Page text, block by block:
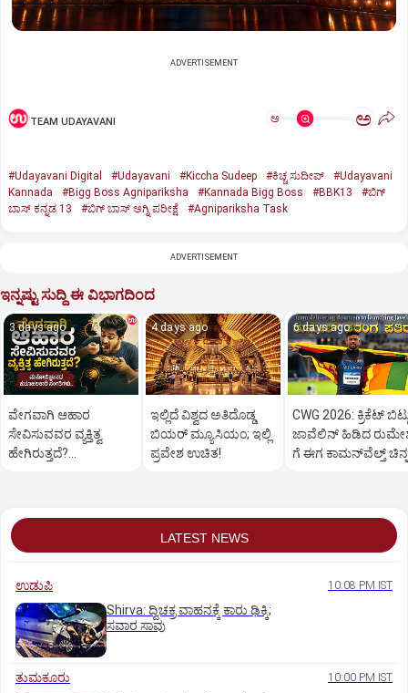
ADVERTISEMENT
TEAM UDAYAVANI ಅ ಅ
#Udayavani Digital #Udayavani #Kiccha Sudeep #ಕಿಚ್ಚ ಸುದೀಪ್‌
#Udayavani
Kannada
#Bigg Boss Agnipariksha #Kannada Bigg Boss #BBK13
#ಬಿಗ್‌
ಬಾಸ್‌ ಕನ್ನಡ 13
#ಬಿಗ್‌ ಬಾಸ್‌ ಅಗ್ನಿ ಪರೀಕ್ಷೆ #Agnipariksha Task
ADVERTISEMENT
ಇನ್ನಷ್ಟು ಸುದ್ದಿ ಈ ವಿಭಾಗದಿಂದ
3 days ago
ವೇಗವಾಗಿ ಆಹಾರ
ಸೇವಿಸುವವರ ವ್ಯಕ್ತಿತ್ವ
ಹೇಗಿರುತ್ತದೆ?
4 days ago
ಇಲ್ಲಿದೆ ವಿಶ್ವದ ಅತಿದೊಡ್ಡ
ಬಿಯರ್ ಮ್ಯೂಸಿಯಂ; ಇಲ್ಲಿ
ಪ್ರವೇಶ ಉಚಿತ!
6 days ago
CWG 2026: ಕ್ರಿಕೆಟ್‌
ಜಾವೆಲಿನ್‌ ಹಿಡಿದ
ಗೆ ಈಗ ಕಾಮನ್‌ವೆಲ್ತ್‌ ಚಿನ್ನ
LATEST NEWS
ಉಡುಪಿ 10:08 PM IST
Shirva: ದ್ವಿಚಕ್ರ ವಾಹನಕ್ಕೆ ಕಾರು ಢಿಕ್ಕಿ;
ಸವಾರ ಸಾವು
ತುಮಕೂರು 10:00 PM IST